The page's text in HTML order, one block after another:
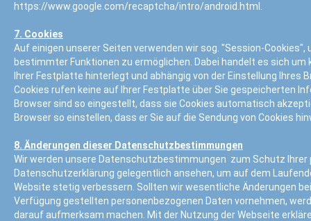
https://www.google.com/recaptcha/intro/android.html.
7. Cookies
Auf einigen unserer Seiten verwenden wir sog. "Session-
bestimmter Funktionen zu ermöglichen. Dabei handelt es sich
Ihrer Festplatte hinterlegt und abhängig von der Einstellung
Cookies rufen keine auf Ihrer Festplatte über Sie gespeicherten
Browser sind so eingestellt, dass sie Cookies automatisch
Browser so einstellen, dass er Sie auf die Sendung von Cookies
8. Änderungen dieser Datenschutzbestimmungen
Wir werden unsere Datenschutzbestimmungen zum Schutz
Datenschutzerklärung gelegentlich ansehen, um auf dem
Website stetig verbessern. Sollten wir wesentliche Änderungen
Verfügung gestellten personenbezogenen Daten vornehmen,
darauf aufmerksam machen. Mit der Nutzung der Webseite